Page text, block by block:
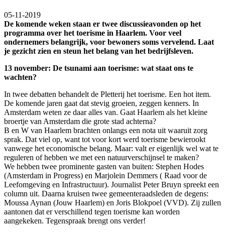
05-11-2019
De komende weken staan er twee discussieavonden op het
programma over het toerisme in Haarlem. Voor veel
ondernemers belangrijk, voor bewoners soms vervelend. Laat
je gezicht zien en steun het belang van het bedrijfsleven.
13 november: De tsunami aan toerisme: wat staat ons te
wachten?
In twee debatten behandelt de Pletterij het toerisme. Een hot item.
De komende jaren gaat dat stevig groeien, zeggen kenners. In
Amsterdam weten ze daar alles van. Gaat Haarlem als het kleine
broertje van Amsterdam die grote stad achterna?
B en W van Haarlem brachten onlangs een nota uit waaruit zorg
sprak. Dat viel op, want tot voor kort werd toerisme bewierookt
vanwege het economische belang. Maar: valt er eigenlijk wel wat te
reguleren of hebben we met een natuurverschijnsel te maken?
We hebben twee prominente gasten van buiten: Stephen Hodes
(Amsterdam in Progress) en Marjolein Demmers ( Raad voor de
Leefomgeving en Infrastructuur). Journalist Peter Bruyn spreekt een
column uit. Daarna kruisen twee gemeenteraadsleden de degens:
Moussa Aynan (Jouw Haarlem) en Joris Blokpoel (VVD). Zij zullen
aantonen dat er verschillend tegen toerisme kan worden
aangekeken. Tegenspraak brengt ons verder!